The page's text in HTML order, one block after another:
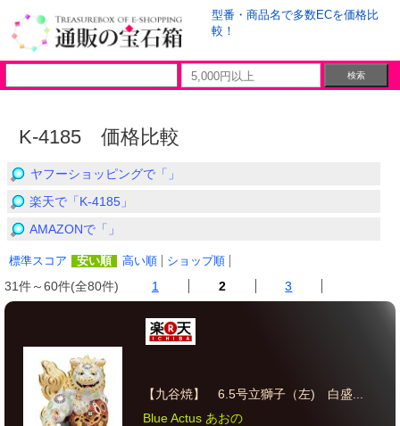
型番・商品名で多数ECを価格比
較！
K-4185 価格比較
ヤフーショッピングで「」
楽天で「K-4185」
AMAZONで「」
標準スコア 安い順 高い順 ショップ順
31件～60件(全80件) 1 2 3
【九谷焼】 6.5号立獅子（左) 白盛...
Blue Actus あおの